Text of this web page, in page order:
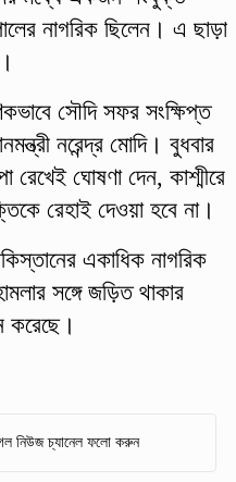
নাগরিক ছিলেন। এ ছাড়া
সৌদি সফর সংক্ষিপ্ত
নরেন্দ্র মোদি। বুধবার
রেখেই ঘোষণা দেন, কাশ্মীরে
রেহাই দেওয়া হবে না।
একাধিক নাগরিক
সঙ্গে জড়িত থাকার
করেছে।
নিউজ চ্যানেল ফলো করুন